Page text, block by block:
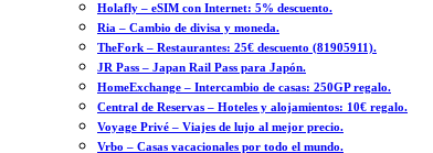
Holafly – eSIM con Internet: 5% descuento.
Ria – Cambio de divisa y moneda.
TheFork – Restaurantes: 25€ descuento (81905911).
JR Pass – Japan Rail Pass para Japón.
HomeExchange – Intercambio de casas: 250GP regalo.
Central de Reservas – Hoteles y alojamientos: 10€ regalo.
Voyage Privé – Viajes de lujo al mejor precio.
Vrbo – Casas vacacionales por todo el mundo.